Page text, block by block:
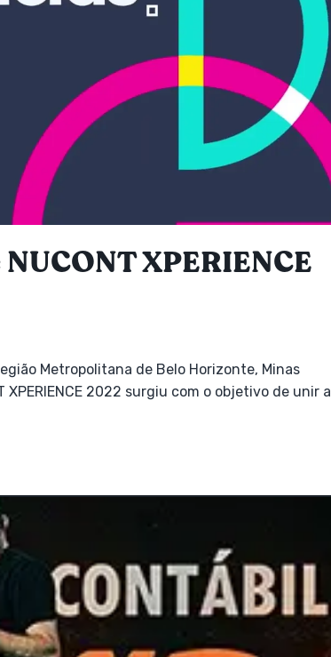
XPERIENCE
Metropolitana de Belo Horizonte, Minas
XPERIENCE 2022 surgiu com o objetivo de unir a